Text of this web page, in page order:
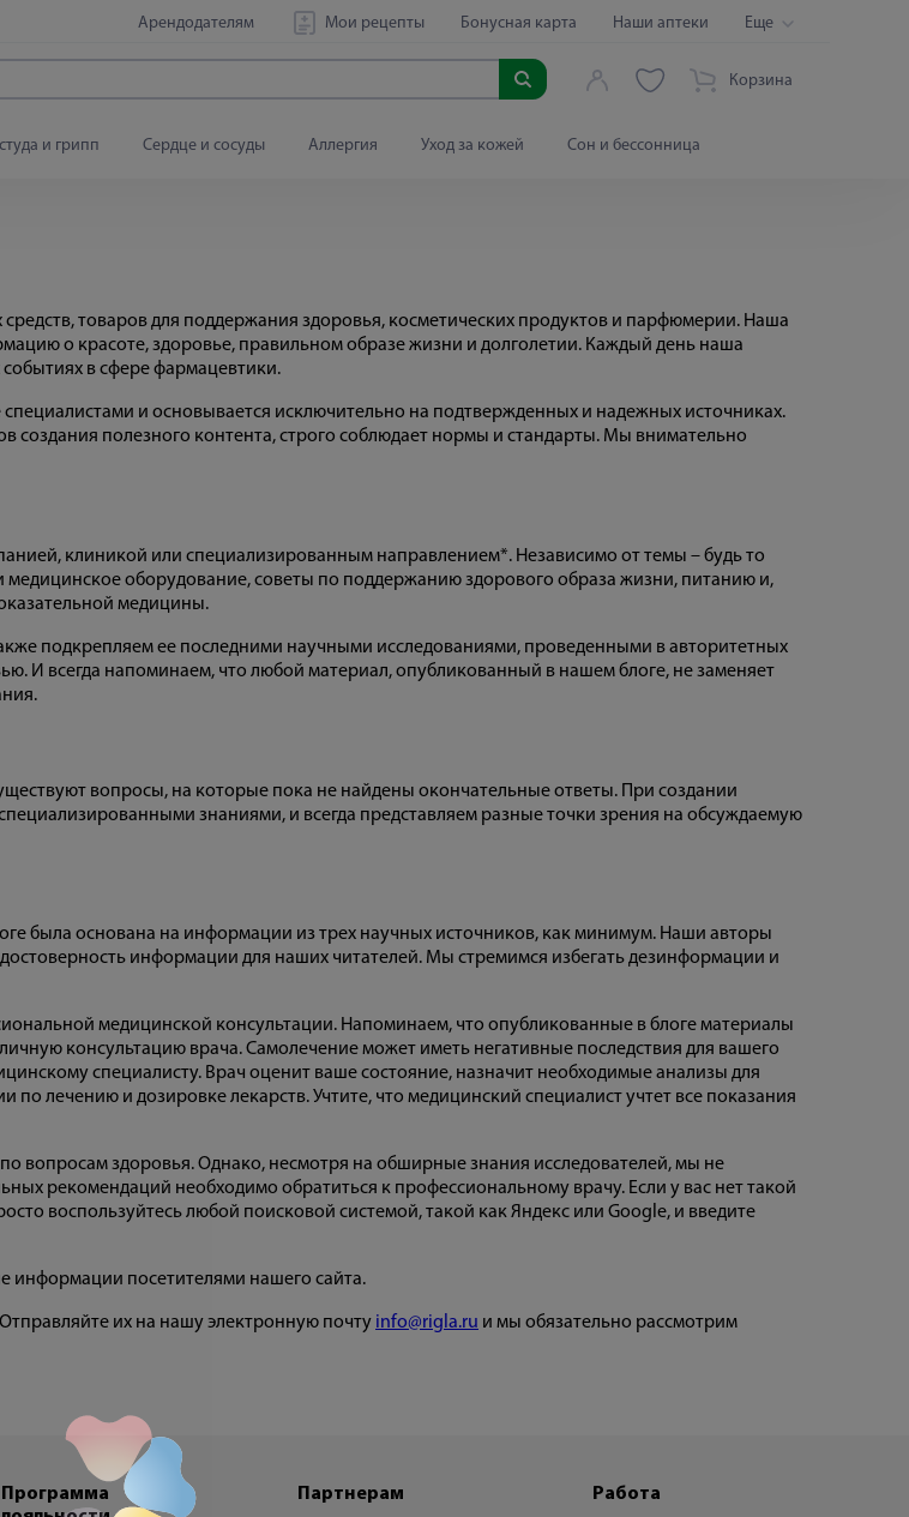
Арендодателям Мои рецепты Бонусная карта Наши аптеки Еще
Корзина
и грипп Сердце и сосуды Аллергия Уход за кожей Сон и бессонница
средств, товаров для поддержания здоровья, косметических продуктов и парфюмерии. Наша
о красоте, здоровье, правильном образе жизни и долголетии. Каждый день наша
в сфере фармацевтики.
и основывается исключительно на подтвержденных и надежных источниках.
создания полезного контента, строго соблюдает нормы и стандарты. Мы внимательно
клиникой или специализированным направлением*. Независимо от темы – будь то
медицинское оборудование, советы по поддержанию здорового образа жизни, питанию и,
медицины.
подкрепляем ее последними научными исследованиями, проведенными в авторитетных
И всегда напоминаем, что любой материал, опубликованный в нашем блоге, не заменяет
вопросы, на которые пока не найдены окончательные ответы. При создании
знаниями, и всегда представляем разные точки зрения на обсуждаемую
была основана на информации из трех научных источников, как минимум. Наши авторы
информации для наших читателей. Мы стремимся избегать дезинформации и
медицинской консультации. Напоминаем, что опубликованные в блоге материалы
консультацию врача. Самолечение может иметь негативные последствия для вашего
специалисту. Врач оценит ваше состояние, назначит необходимые анализы для
по лечению и дозировке лекарств. Учтите, что медицинский специалист учтет все показания
вопросам здоровья. Однако, несмотря на обширные знания исследователей, мы не
рекомендаций необходимо обратиться к профессиональному врачу. Если у вас нет такой
воспользуйтесь любой поисковой системой, такой как Яндекс или Google, и введите
информации посетителями нашего сайта.
их на нашу электронную почту info@rigla.ru и мы обязательно рассмотрим
Программа
Партнерам
Работа